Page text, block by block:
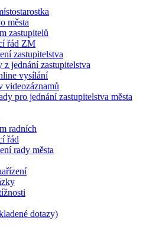
města
zastupitelů
řád ZM
zastupitelstva
z jednání zastupitelstva
vysílání
videozáznamů
pro jednání zastupitelstva města
radních
řád
rady města
dotazy)